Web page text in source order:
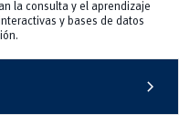
la consulta y el aprendizaje
y bases de datos
chevron_right